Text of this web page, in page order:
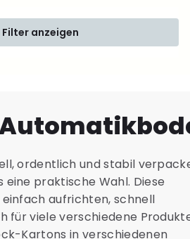
Filter anzeigen
ordentlich und stabil
praktische Wahl. Diese
aufrichten, schnell
für viele verschiedene
Kartons in verschiedenen